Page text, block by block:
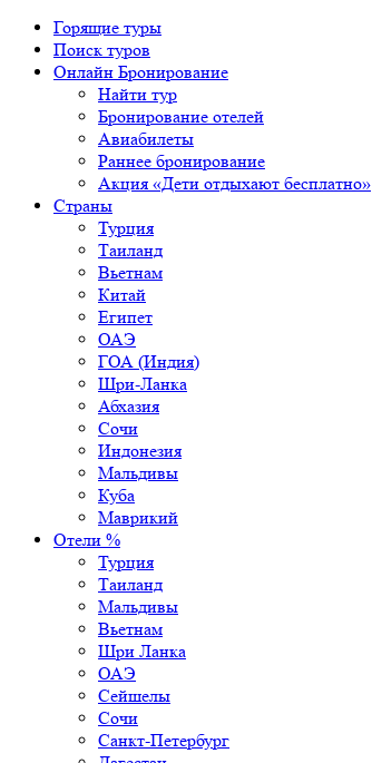
Горящие туры
Поиск туров
Онлайн Бронирование
Найти тур
Бронирование отелей
Авиабилеты
Раннее бронирование
Акция «Дети отдыхают бесплатно»
Страны
Турция
Таиланд
Вьетнам
Китай
Египет
ОАЭ
ГОА (Индия)
Шри-Ланка
Абхазия
Сочи
Индонезия
Мальдивы
Куба
Маврикий
Отели %
Турция
Таиланд
Мальдивы
Вьетнам
Шри Ланка
ОАЭ
Сейшелы
Сочи
Санкт-Петербург